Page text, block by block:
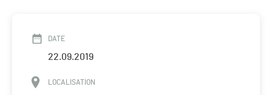
DATE
22.09.2019
LOCALISATION